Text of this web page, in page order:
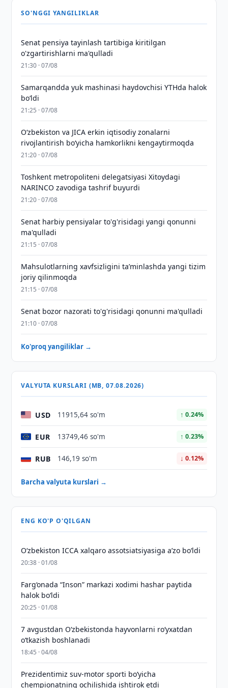
SO'NGGI YANGILIKLAR
Senat pensiya tayinlash tartibiga kiritilgan
o'zgartirishlarni ma'qulladi
21:30 · 07/08
Samarqandda yuk mashinasi haydovchisi YTHda halok
bo‘ldi
21:25 · 07/08
Oʻzbekiston va JICA erkin iqtisodiy zonalarni
rivojlantirish boʻyicha hamkorlikni kengaytirmoqda
21:20 · 07/08
Toshkent metropoliteni delegatsiyasi Xitoydagi
NARINCO zavodiga tashrif buyurdi
21:20 · 07/08
Senat harbiy pensiyalar to'g'risidagi yangi qonunni
ma'qulladi
21:15 · 07/08
Mahsulotlarning xavfsizligini taʼminlashda yangi tizim
joriy qilinmoqda
21:15 · 07/08
Senat bozor nazorati to'g'risidagi qonunni ma'qulladi
21:10 · 07/08
Ko'proq yangiliklar →
VALYUTA KURSLARI (MB, 07.08.2026)
USD 11915,64 so'm ↑ 0.24%
EUR 13749,46 so'm ↑ 0.23%
RUB 146,19 so'm ↓ 0.12%
Barcha valyuta kurslari →
ENG KO'P O'QILGAN
O‘zbekiston ICCA xalqaro assotsiatsiyasiga aʼzo bo‘ldi
20:38 · 01/08
Farg‘onada “Inson” markazi xodimi hashar paytida
halok bo‘ldi
20:25 · 01/08
7 avgustdan O‘zbekistonda hayvonlarni ro‘yxatdan
o‘tkazish boshlanadi
18:45 · 04/08
Prezidentimiz suv-motor sporti bo‘yicha
chempionatning ochilishida ishtirok etdi